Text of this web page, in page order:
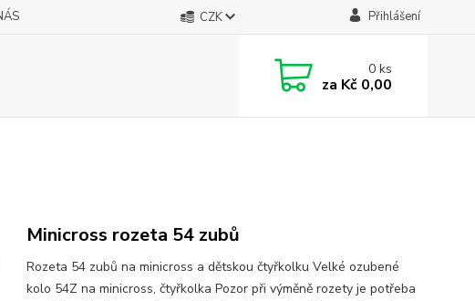
CZK Přihlášení
0ks
za Kč 0,00
Minicross rozeta 54 zubů
Rozeta 54 zubů na minicross a dětskou čtyřkolku Velké ozubené
kolo 54Z na minicross, čtyřkolka Pozor při výměně rozety je potřeba